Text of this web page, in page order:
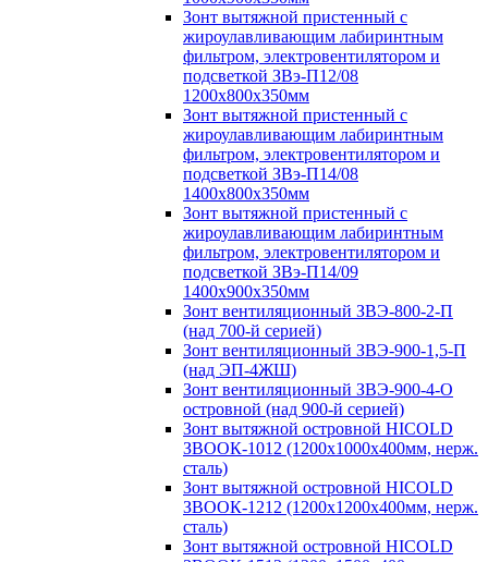
Зонт вытяжной пристенный с
жироулавливающим лабиринтным
фильтром, электровентилятором и
подсветкой ЗВэ-П12/08
1200х800х350мм
Зонт вытяжной пристенный с
жироулавливающим лабиринтным
фильтром, электровентилятором и
подсветкой ЗВэ-П14/08
1400х800х350мм
Зонт вытяжной пристенный с
жироулавливающим лабиринтным
фильтром, электровентилятором и
подсветкой ЗВэ-П14/09
1400х900х350мм
Зонт вентиляционный ЗВЭ-800-2-П
(над 700-й серией)
Зонт вентиляционный ЗВЭ-900-1,5-П
(над ЭП-4ЖШ)
Зонт вентиляционный ЗВЭ-900-4-О
островной (над 900-й серией)
Зонт вытяжной островной HICOLD
ЗВООК-1012 (1200х1000х400мм, нерж.
сталь)
Зонт вытяжной островной HICOLD
ЗВООК-1212 (1200x1200x400мм, нерж.
сталь)
Зонт вытяжной островной HICOLD